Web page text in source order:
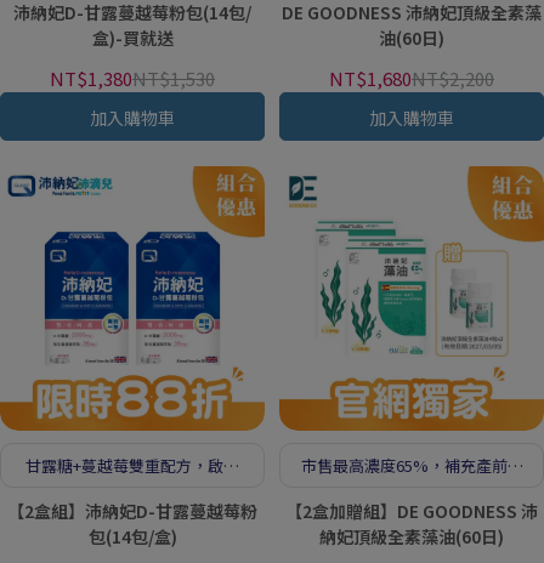
沛納妃D-甘露蔓越莓粉包(14包/
盒)-買就送
NT$1,380NT$1,530
加入購物車
DE GOODNESS 沛納妃頂級全素藻
油(60日)
NT$1,680NT$2,200
加入購物車
甘露糖+蔓越莓雙重配方，啟動
【2盒組】沛納妃D-甘露蔓越莓粉
包(14包/盒)
市售最高濃度65%，補充產前產
【2盒加贈組】DE GOODNESS 沛
納妃頂級全素藻油(60日)